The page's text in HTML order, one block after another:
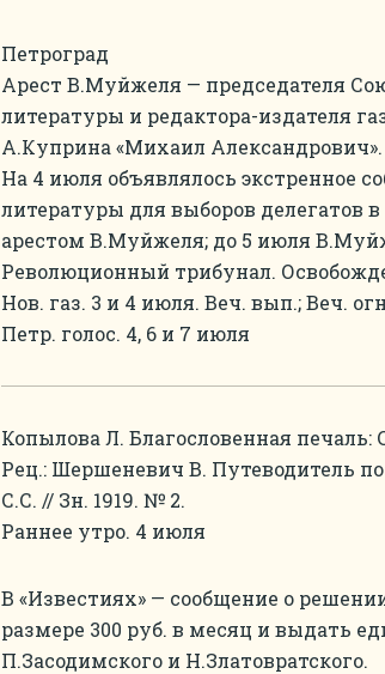
Петроград
Арест В.Муйжеля — председателя
литературы и редактора-издателя
А.Куприна «Михаил Александрович».
На 4 июля объявлялось экстренное
литературы для выборов делегатов
арестом В.Муйжеля; до 5 июля
Революционный трибунал.
Нов. газ. 3 и 4 июля. Веч. вып.; Веч.
Петр. голос. 4, 6 и 7 июля
Копылова Л. Благословенная печаль:
Рец.: Шершеневич В. Путеводитель по
С.С. // Зн. 1919. № 2.
Раннее утро. 4 июля
В «Известиях» — сообщение о
размере 300 руб. в месяц и выдать
П.Засодимского и Н.Златовратского.